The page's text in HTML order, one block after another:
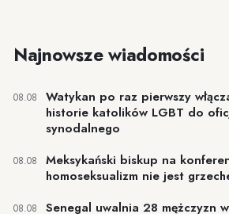
Najnowsze wiadomości
08.08
Watykan po raz pierwszy
historie katolików LGBT do
synodalnego
08.08
Meksykański biskup na
homoseksualizm nie jest
08.08
Senegal uwalnia 28 mężczyzn